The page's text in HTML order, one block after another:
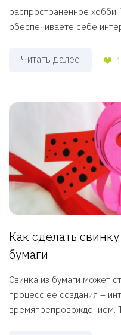
распространенное
обеспечиваете себе
Читать далее 1
Как сделать
бумаги
Свинка из бумаги может
процесс ее создания –
времяпрепровождением.